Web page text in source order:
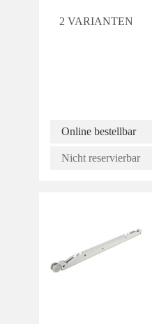
2 VARIANTEN
Online bestellbar
Nicht reservierbar